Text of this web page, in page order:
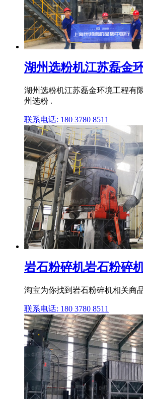
湖州选粉机江苏磊金
湖州选粉机江苏磊金环境工程有
州选粉 .
联系电话: 180 3780 8511
岩石粉碎机岩石粉碎
淘宝为你找到岩石粉碎机相关商
联系电话: 180 3780 8511